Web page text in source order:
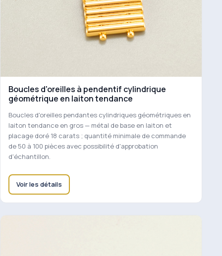
Boucles d'oreilles à pendentif cylindrique
géométrique en laiton tendance
Boucles d'oreilles pendantes cylindriques géométriques en
laiton tendance en gros — métal de base en laiton et
placage doré 18 carats ; quantité minimale de commande
de 50 à 100 pièces avec possibilité d'approbation
d'échantillon.
Voir les détails